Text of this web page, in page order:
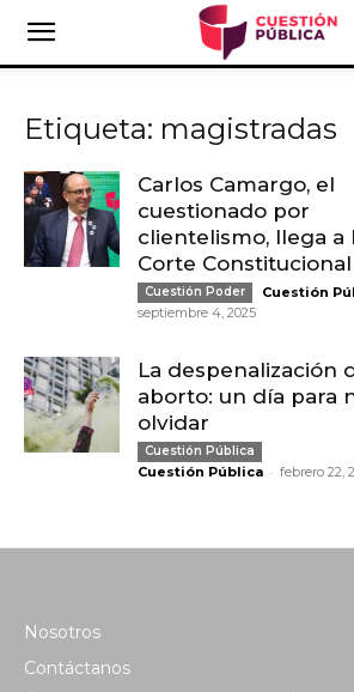
Etiqueta: magistradas
Carlos Camargo, el
cuestionado por
clientelismo, llega a
Corte Constitucional
Cuestión Poder Cuestión
septiembre 4, 2025
La despenalización
aborto: un día para
olvidar
Cuestión Pública
Cuestión Pública - febrero 22,
Nosotros
Contáctanos